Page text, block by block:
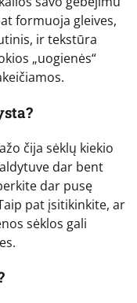
formuoja gleives,
ir tekstūra
„uogienės“
čija sėklų kiekio
dar bent
dar pusę
pat įsitikinkite, ar
sėklos gali